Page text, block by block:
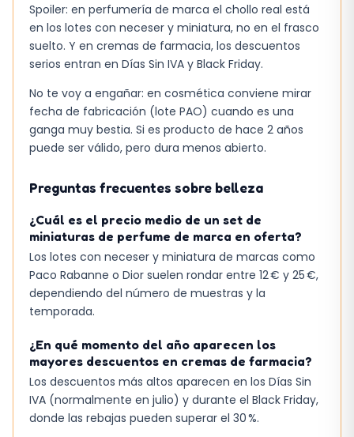
Spoiler: en perfumería de marca el chollo real está
en los lotes con neceser y miniatura, no en el frasco
suelto. Y en cremas de farmacia, los descuentos
serios entran en Días Sin IVA y Black Friday.
No te voy a engañar: en cosmética conviene mirar
fecha de fabricación (lote PAO) cuando es una
ganga muy bestia. Si es producto de hace 2 años
puede ser válido, pero dura menos abierto.
Preguntas frecuentes sobre belleza
¿Cuál es el precio medio de un set de
miniaturas de perfume de marca en oferta?
Los lotes con neceser y miniatura de marcas como
Paco Rabanne o Dior suelen rondar entre 12 € y 25 €,
dependiendo del número de muestras y la
temporada.
¿En qué momento del año aparecen los
mayores descuentos en cremas de farmacia?
Los descuentos más altos aparecen en los Días Sin
IVA (normalmente en julio) y durante el Black Friday,
donde las rebajas pueden superar el 30 %.